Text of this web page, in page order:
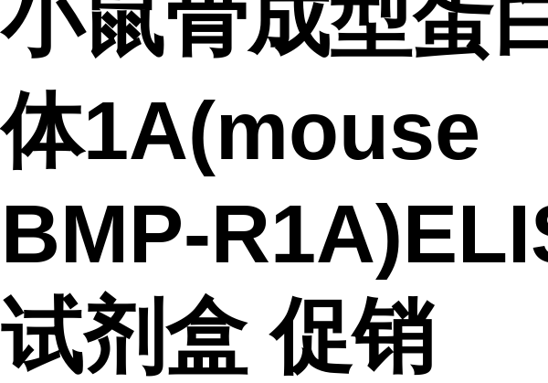
小鼠骨成型蛋
体1A(mouse
BMP-
试剂盒 促销